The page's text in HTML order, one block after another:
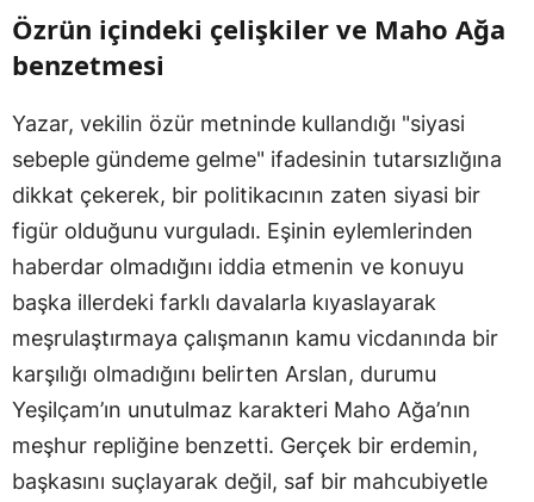
Özrün içindeki çelişkiler ve Maho Ağa
benzetmesi
Yazar, vekilin özür metninde kullandığı "siyasi
sebeple gündeme gelme" ifadesinin tutarsızlığına
dikkat çekerek, bir politikacının zaten siyasi bir
figür olduğunu vurguladı. Eşinin eylemlerinden
haberdar olmadığını iddia etmenin ve konuyu
başka illerdeki farklı davalarla kıyaslayarak
meşrulaştırmaya çalışmanın kamu vicdanında bir
karşılığı olmadığını belirten Arslan, durumu
Yeşilçam’ın unutulmaz karakteri Maho Ağa’nın
meşhur repliğine benzetti. Gerçek bir erdemin,
başkasını suçlayarak değil, saf bir mahcubiyetle